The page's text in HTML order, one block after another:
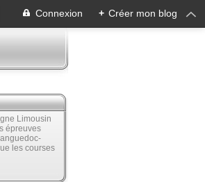
Connexion + Créer mon blog
Limousin
épreuves
les courses